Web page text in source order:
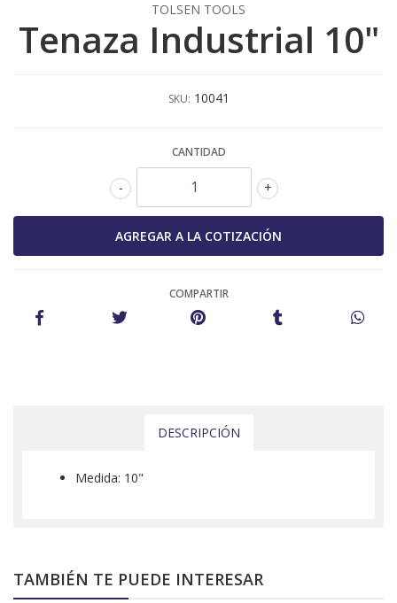
TOLSEN TOOLS
Tenaza Industrial 10"
SKU: 10041
CANTIDAD
+
-
COMPARTIR
DESCRIPCIÓN
Medida: 10"
TAMBIÉN TE PUEDE INTERESAR